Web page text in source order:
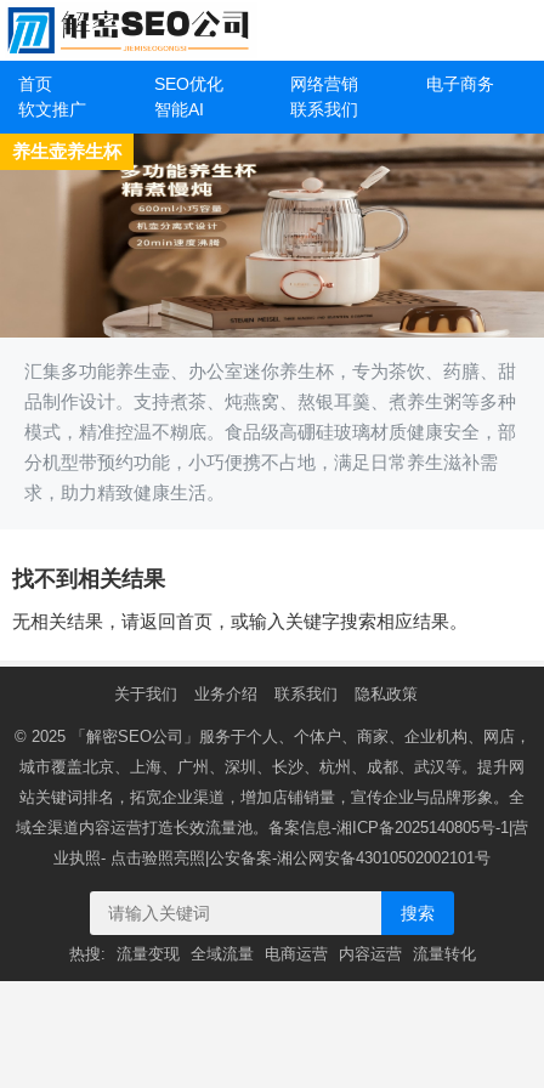
首页 SEO优化 网络营销
电子商务
软文推广
智能AI 联系我们
养生壶养生杯
汇集多功能养生壶、办公室迷你养生杯，专为茶饮、药膳、甜
品制作设计。支持煮茶、炖燕窝、熬银耳羹、煮养生粥等多种
模式，精准控温不糊底。食品级高硼硅玻璃材质健康安全，部
分机型带预约功能，小巧便携不占地，满足日常养生滋补需
求，助力精致健康生活。
找不到相关结果
无相关结果，请返回首页，或输入关键字搜索相应结果。
关于我们 业务介绍 联系我们 隐私政策
© 2025 「解密SEO公司」 服务于个人、个体户、商家、企业机构、网店，
城市覆盖北京、上海、广州、深圳、长沙、杭州、成都、武汉等。提升网
站关键词排名，拓宽企业渠道，增加店铺销量，宣传企业与品牌形象。全
域全渠道内容运营打造长效流量池。备案信息-湘ICP备2025140805号-1 |营
业执照- 点击验照亮照 |公安备案-湘公网安备43010502002101号
搜索
热搜: 流量变现 全域流量 电商运营 内容运营 流量转化